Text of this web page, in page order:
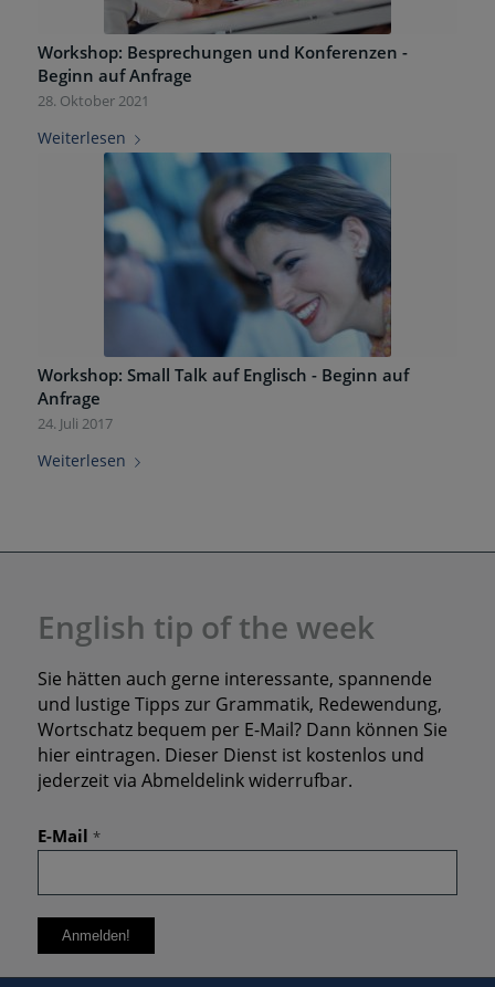
Workshop: Besprechungen und Konferenzen -
Beginn auf Anfrage
28. Oktober 2021
Weiterlesen
Workshop: Small Talk auf Englisch - Beginn auf
Anfrage
24. Juli 2017
Weiterlesen
English tip of the week
Sie hätten auch gerne interessante, spannende
und lustige Tipps zur Grammatik, Redewendung,
Wortschatz bequem per E-Mail? Dann können Sie
hier eintragen. Dieser Dienst ist kostenlos und
jederzeit via Abmeldelink widerrufbar.
E-Mail *